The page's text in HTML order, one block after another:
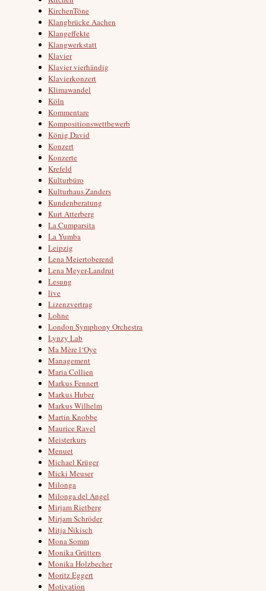
KirchenTöne
Klangbrücke Aachen
Klangeffekte
Klangwerkstatt
Klavier
Klavier vierhändig
Klavierkonzert
Klimawandel
Köln
Kommentare
Kompositionswettbewerb
König David
Konzert
Konzerte
Krefeld
Kulturbüro
Kulturhaus Zanders
Kundenberatung
Kurt Atterberg
La Cumparsita
La Yumba
Leipzig
Lena Meiertoberend
Lena Meyer-Landrut
Lesung
live
Lizenzvertrag
Lohne
London Symphony Orchestra
Lynzy Lab
Ma Mère l‘Oye
Management
Maria Collien
Markus Fennert
Markus Huber
Markus Wilhelm
Martin Knobbe
Maurice Ravel
Meisterkurs
Menuet
Michael Krüger
Micki Meuser
Milonga
Milonga del Angel
Mirjam Rietberg
Mirjam Schröder
Mitja Nikisch
Mona Somm
Monika Grütters
Monika Holzbecher
Moritz Eggert
Motivation